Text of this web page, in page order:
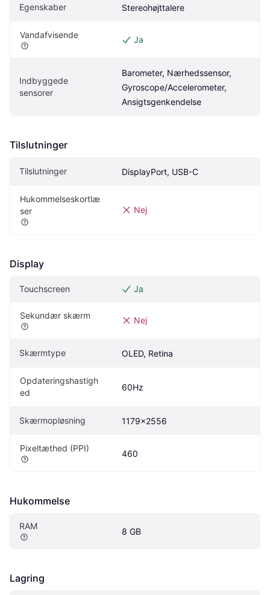
Egenskaber Stereohøjttalere
Vandafvisende Ja
Indbyggede
sensorer
Barometer, Nærhedssensor,
Gyroscope/Accelerometer,
Ansigtsgenkendelse
Tilslutninger
Tilslutninger DisplayPort, USB-C
Hukommelseskortlæ
ser
Nej
Display
Touchscreen Ja
Sekundær skærm Nej
Skærmtype OLED, Retina
Opdateringshastigh
ed
60Hz
Skærmopløsning 1179x2556
Pixeltæthed (PPI)
460
Hukommelse
RAM
8 GB
Lagring